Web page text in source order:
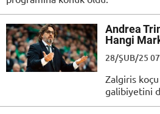
Andrea
Hangi
28/ŞUB/25
Zalgiris koçu
galibiyetini